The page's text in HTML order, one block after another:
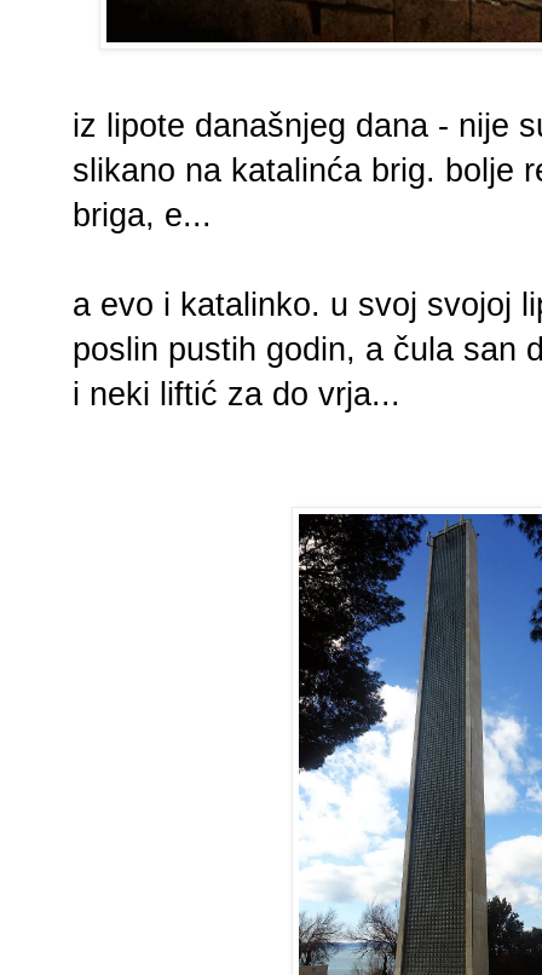
iz lipote današnjeg dana - nije
slikano na katalinća brig. bolje
briga, e...
a evo i katalinko. u svoj svojoj
poslin pustih godin, a čula san
i neki liftić za do vrja...